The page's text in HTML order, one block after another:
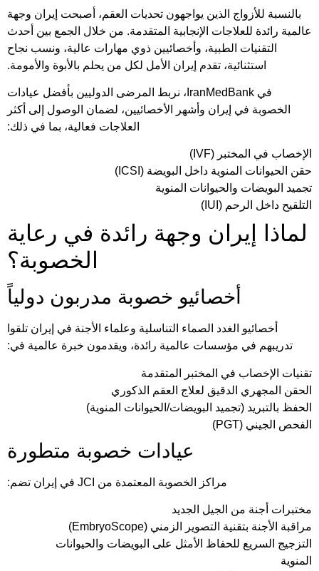
بالنسبة للأزواج الذين يواجهون تحديات العقم، أصبحت إيران وجهة
عالمية رائدة للعلاجات الإنجابية المتقدمة. من خلال الجمع بين أحدث
التقنيات الطبية، وأخصائيين ذوي مهارات عالية، ونسب نجاح
استثنائية، تقدم إيران الأمل لكل من يحلم بالأبوة والأمومة.
في IranMedBank، نربط المرضى الدوليين بأفضل عيادات
الخصوبة في إيران وأشهر الأخصائيين، لضمان الوصول إلى أكثر
العلاجات فعالية، بما في ذلك:
الإخصاب في المختبر (IVF)
حقن الحيوانات المنوية داخل البويضة (ICSI)
تجميد البويضات والحيوانات المنوية
التلقيح داخل الرحم (IUI)
لماذا إيران وجهة رائدة في رعاية
الخصوبة؟
أخصائيو خصوبة مدربون دولياً
أخصائيو الغدد الصماء التناسلية وعلماء الأجنة في إيران تلقوا
تدريبهم في مؤسسات عالمية رائدة، ويقدمون خبرة عالمية في:
تقنيات الإخصاب في المختبر المتقدمة
الحقن المجهري الدقيق لعلاج العقم الذكوري
الحفظ بالتبريد (تجميد البويضات/الحيوانات المنوية)
الفحص الجيني (PGT)
عيادات خصوبة متطورة
مراكز الخصوبة المعتمدة من JCI في إيران تضم:
مختبرات أجنة من الجيل الجديد
مراقبة الأجنة بتقنية التصوير الزمني (EmbryoScope)
التزجيج السريع للحفاظ الأمثل على البويضات والحيوانات
المنوية